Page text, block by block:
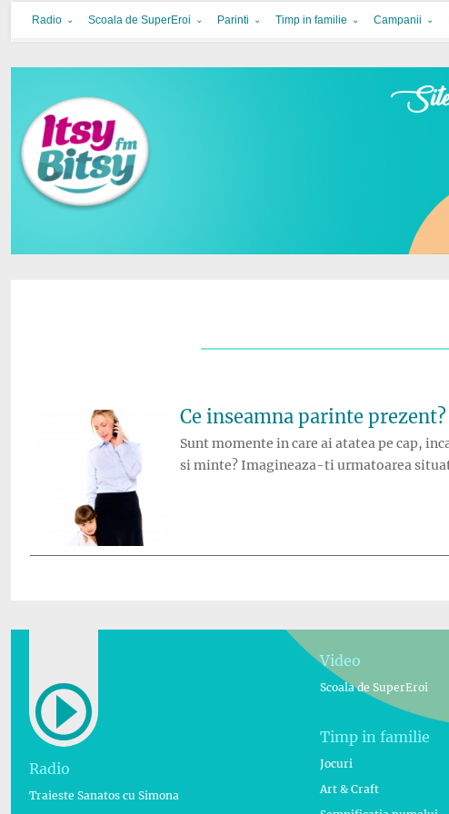
Itsy Bitsy
bucurie in familie
Radio Scoala de SuperEroi Parinti Timp in familie Campanii
Ce inseamna parinte prezent?
Sunt momente in care ai atatea pe cap,
si minte? Imagineaza-ti urmatoarea
Radio
Traieste Sanatos cu Simona
Video
Scoala de SuperEroi
Timp in familie
Jocuri
Art & Craft